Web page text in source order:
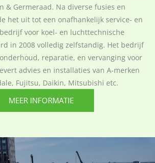
& Germeraad. Na diverse fusies en
het uit tot een onafhankelijk service- en
voor koel- en luchttechnische
in 2008 volledig zelfstandig. Het bedrijf
reparatie, en vervanging voor
advies en installaties van A-merken
Fujitsu, Daikin, Mitsubishi etc.
MEER INFORMATIE